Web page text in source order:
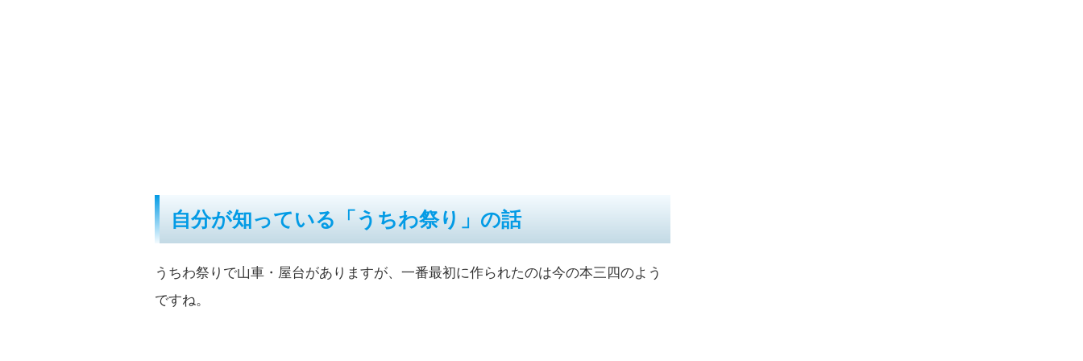
自分が知っている「うちわ祭り」の話
うちわ祭りで山車・屋台がありますが、一番最初に作られたのは今の本三四のよう
ですね。